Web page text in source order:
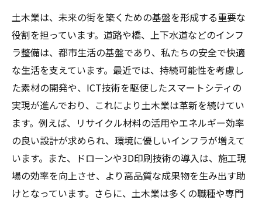
土木業は、未来の街を築くための基盤を形成する重要な
役割を担っています。道路や橋、上下水道などのインフ
ラ整備は、都市生活の基盤であり、私たちの安全で快適
な生活を支えています。最近では、持続可能性を考慮し
た素材の開発や、ICT技術を駆使したスマートシティの
実現が進んでおり、これにより土木業は革新を続けてい
ます。例えば、リサイクル材料の活用やエネルギー効率
の良い設計が求められ、環境に優しいインフラが増えて
います。また、ドローンや3D印刷技術の導入は、施工現
場の効率を向上させ、より高品質な成果物を生み出す助
けとなっています。さらに、土木業は多くの職種や専門